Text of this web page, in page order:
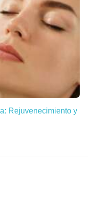
Rejuvenecimiento y